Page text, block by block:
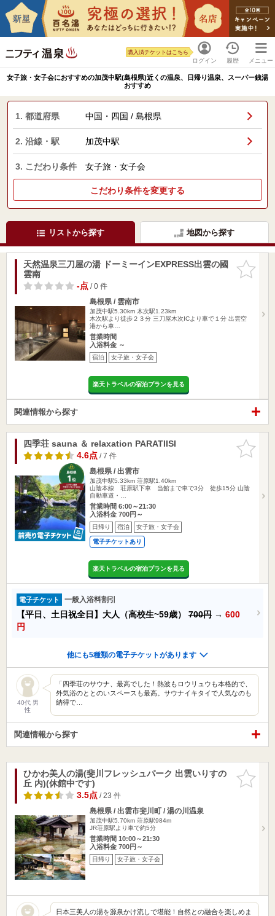
ログイン
購入済チケットはこちら
履歴 メニュー
女子旅・女子会におすすめの加茂中駅(島根県)近くの温泉、日帰り温泉、スーパー銭湯
おすすめ
1. 都道府県 中国・四国 / 島根県
2. 沿線・駅 加茂中駅
3. こだわり条件 女子旅・女子会
こだわり条件を変更する
リストから探す 地図から探す
お気に入
りに追加
天然温泉三刀屋の湯 ドーミーインEXPRESS出雲の國
雲南
-点/ 0 件
島根県 / 雲南市
加茂中駅5.30km 木次駅1.23km
木次駅より徒歩２３分 三刀屋木次ICより車で１分 出雲空
港から車…
営業時間
入浴料金 ～
宿泊 女子旅・女子会
楽天トラベルの宿泊プランを見る
関連情報から探す
お気に入
りに追加
四季荘 sauna ＆ relaxation PARATIISI
4.6点/ 7 件
島根県 / 出雲市
加茂中駅5.33km 荘原駅1.40km
山陰本線 荘原駅下車 当館まで車で3分 徒歩15分 山陰
自動車道・…
営業時間 6:00～21:30
入浴料金 700円～
日帰り 宿泊 女子旅・女子会
電子チケットあり
楽天トラベルの宿泊プランを見る
電子チケット 一般入浴料割引
【平日、土日祝全日】大人（高校生~59歳） 700円 → 600
円
他にも5種類の電子チケットがあります
40代 男
性
「四季荘のサウナ、最高でした！熱波もロウリュウも本格的で、
外気浴のととのいスペースも最高。サウナイキタイで人気なのも
納得で…
関連情報から探す
お気に入
りに追加
ひかわ美人の湯(斐川フレッシュパーク 出雲いりすの
丘 内)(休館中です)
3.5点/ 23 件
島根県 / 出雲市斐川町 / 湯の川温泉
加茂中駅5.70km 荘原駅984m
JR荘原駅より車で約5分
営業時間 10:00～21:30
入浴料金 700円～
日帰り 女子旅・女子会
日本三美人の湯を源泉かけ流しで堪能！自然との融合を楽しめま